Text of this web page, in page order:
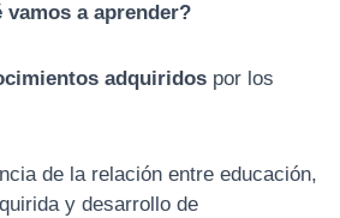
vamos a aprender?
adquiridos por los
de la relación entre educación,
y desarrollo de